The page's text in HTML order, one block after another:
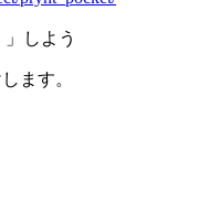
しよう
ます。